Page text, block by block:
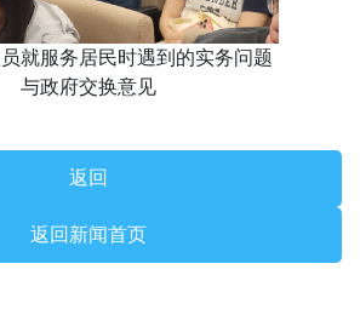
就服务居民时遇到的实务问题
与政府交换意见
返回
返回新闻首页